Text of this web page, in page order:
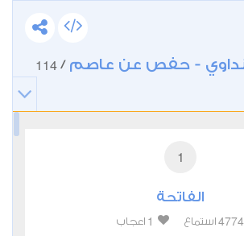
- حفص عن عاصم /
114
1
الفاتحة
4774 استماع 1 اعجاب